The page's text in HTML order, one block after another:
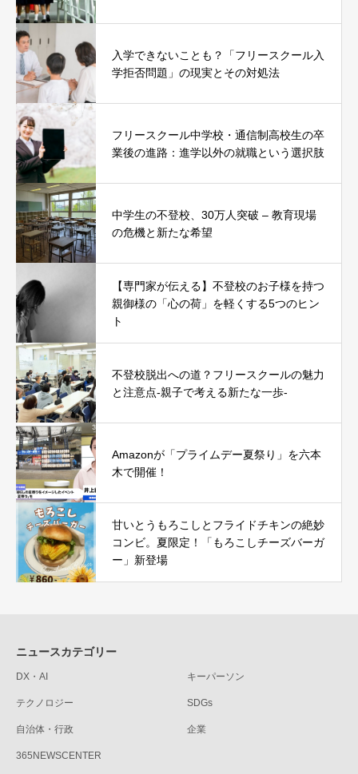
入学できないことも？「フリースクール入
学拒否問題」の現実とその対処法
フリースクール中学校・通信制高校生の卒
業後の進路：進学以外の就職という選択肢
中学生の不登校、30万人突破 – 教育現場
の危機と新たな希望
【専門家が伝える】不登校のお子様を持つ
親御様の「心の荷」を軽くする5つのヒン
ト
不登校脱出への道？フリースクールの魅力
と注意点-親子で考える新たな一歩-
Amazonが「プライムデー夏祭り」を六本
木で開催！
甘いとうもろこしとフライドチキンの絶妙
コンビ。夏限定！「もろこしチーズバーガ
ー」新登場
ニュースカテゴリー
DX・AI キーパーソン
テクノロジー SDGs
自治体・行政 企業
365NEWSCENTER